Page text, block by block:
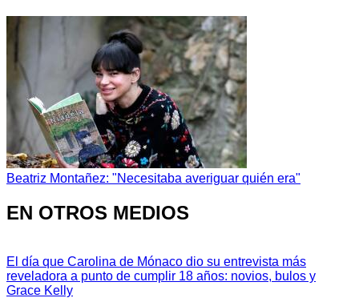
Beatriz Montañez: "Necesitaba averiguar quién era"
EN OTROS MEDIOS
El día que Carolina de Mónaco dio su entrevista más
reveladora a punto de cumplir 18 años: novios, bulos y
Grace Kelly